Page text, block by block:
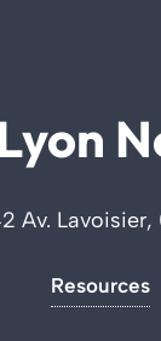
Av.
Resources